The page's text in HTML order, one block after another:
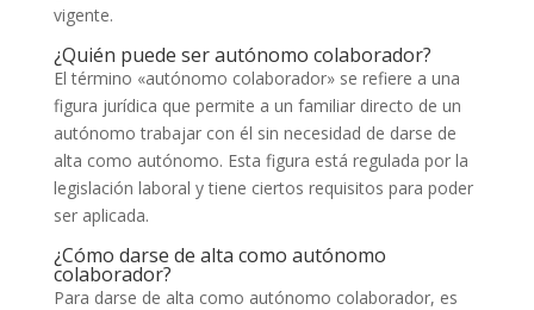
vigente.
¿Quién puede ser autónomo colaborador?
El término «autónomo colaborador» se refiere a una
figura jurídica que permite a un familiar directo de un
autónomo trabajar con él sin necesidad de darse de
alta como autónomo. Esta figura está regulada por la
legislación laboral y tiene ciertos requisitos para poder
ser aplicada.
¿Cómo darse de alta como autónomo
colaborador?
Para darse de alta como autónomo colaborador, es